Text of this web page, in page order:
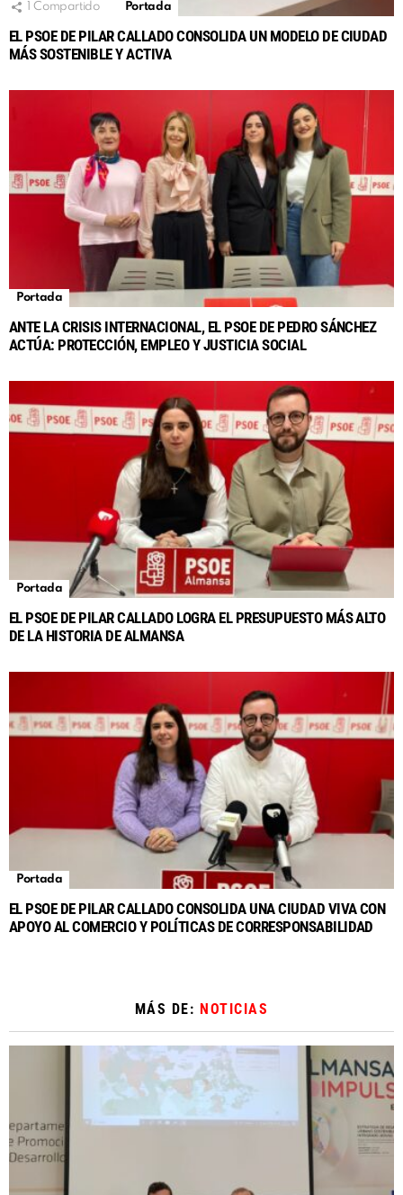
Compartido Portada
EL PSOE DE PILAR CALLADO CONSOLIDA UN MODELO DE CIUDAD
MÁS SOSTENIBLE Y ACTIVA
Portada
ANTE LA CRISIS INTERNACIONAL, EL PSOE DE PEDRO SÁNCHEZ
ACTÚA: PROTECCIÓN, EMPLEO Y JUSTICIA SOCIAL
Portada
EL PSOE DE PILAR CALLADO LOGRA EL PRESUPUESTO MÁS ALTO
DE LA HISTORIA DE ALMANSA
Portada
EL PSOE DE PILAR CALLADO CONSOLIDA UNA CIUDAD VIVA CON
APOYO AL COMERCIO Y POLÍTICAS DE CORRESPONSABILIDAD
MÁS DE: NOTICIAS